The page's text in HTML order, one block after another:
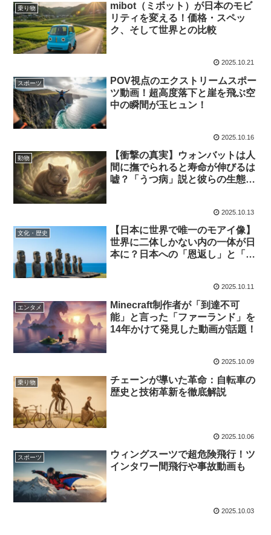
乗り物
mibot（ミボット）が日本のモビ
リティを変える！価格・スペッ
ク、そして世界との比較
2025.10.21
スポーツ
POV視点のエクストリームスポー
ツ動画！超高度落下と崖を飛ぶ空
中の瞬間が玉ヒュン！
2025.10.16
動物
【衝撃の真実】ウォンバットは人
間に撫でられると寿命が伸びるは
嘘？「うつ病」説と彼らの生態で
2025.10.13
文化・歴史
【日本に世界で唯一のモアイ像】
世界に二体しかない内の一体が日
本に？日本への「恩返し」と「魂
2025.10.11
エンタメ
Minecraft制作者が「到達不可
能」と言った「ファーランド」を
14年かけて発見した動画が話題！
2025.10.09
乗り物
チェーンが導いた革命：自転車の
歴史と技術革新を徹底解説
2025.10.06
スポーツ
ウィングスーツで超危険飛行！ツ
インタワー間飛行や事故動画も
2025.10.03